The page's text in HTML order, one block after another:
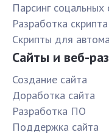
Парсинг соцальных
Разработка скрипта
Скрипты для
Сайты и веб-
Создание сайта
Доработка сайта
Разработка ПО
Поддержка сайта